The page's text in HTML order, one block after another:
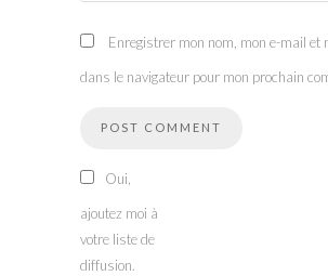
Enregistrer mon nom, mon e-mail et
dans le navigateur pour mon prochain
Oui,
ajoutez moi à
votre liste de
diffusion.